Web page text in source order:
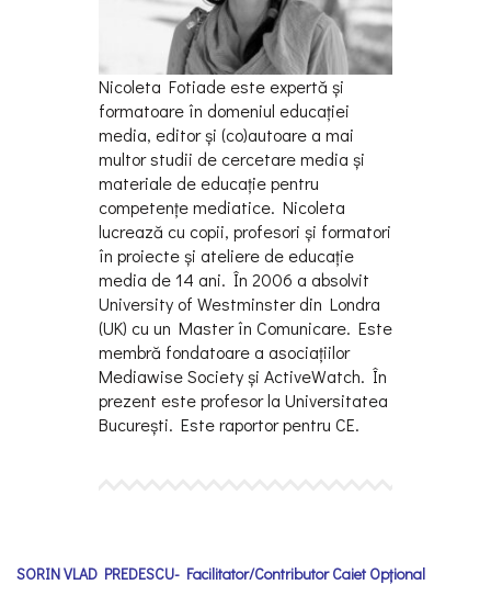
Nicoleta Fotiade este expertă și
formatoare în domeniul educaţiei
media, editor și (co)autoare a mai
multor studii de cercetare media și
materiale de educaţie pentru
competenţe mediatice. Nicoleta
lucrează cu copii, profesori și formatori
în proiecte și ateliere de educaţie
media de 14 ani. În 2006 a absolvit
University of Westminster din Londra
(UK) cu un Master în Comunicare. Este
membră fondatoare a asociaţiilor
Mediawise Society și ActiveWatch. În
prezent este profesor la Universitatea
București. Este raportor pentru CE.
SORIN VLAD PREDESCU- Facilitator/Contributor Caiet Opțional